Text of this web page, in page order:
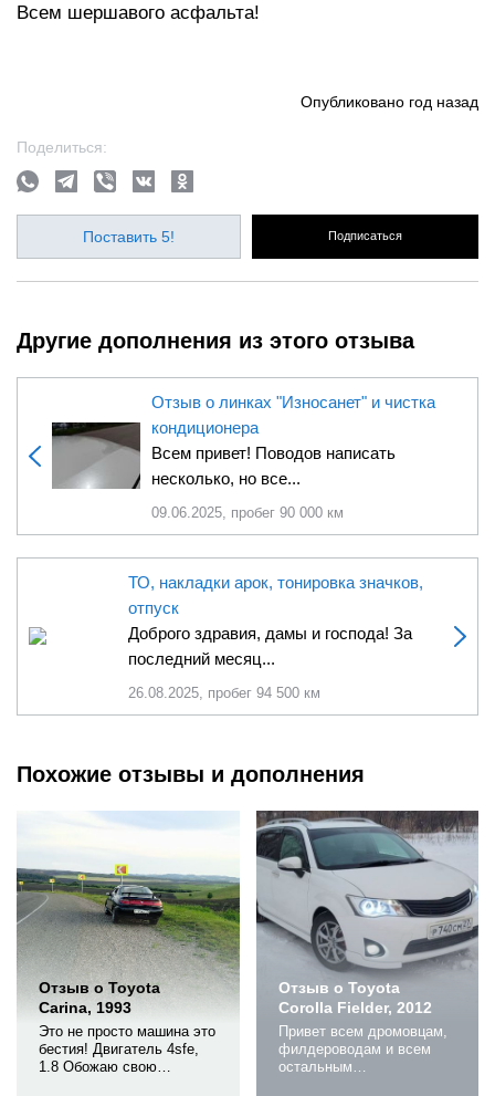
Всем шершавого асфальта!
Опубликовано год назад
Поделиться:
Поставить 5! Подписаться
Другие дополнения из этого отзыва
Отзыв о линках "Износанет" и чистка
кондиционера
Всем привет! Поводов написать
несколько, но все...
09.06.2025, пробег 90 000 км
ТО, накладки арок, тонировка значков,
отпуск
Доброго здравия, дамы и господа! За
последний месяц...
26.08.2025, пробег 94 500 км
Похожие отзывы и дополнения
Отзыв о Toyota
Carina, 1993
Это не просто машина это
бестия! Двигатель 4sfe,
1.8 Обожаю свою
Отзыв о Toyota
Corolla Fielder, 2012
Привет всем дромовцам,
филдероводам и всем
остальным